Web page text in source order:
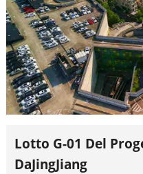
Lotto G-01 Del
DaJingJiang